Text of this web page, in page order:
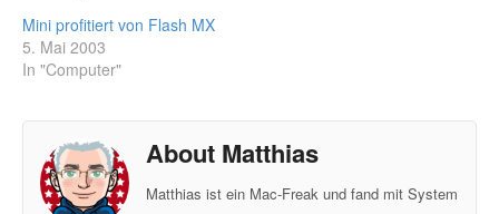
Mini profitiert von Flash MX
5. Mai 2003
In "Computer"
About Matthias
Matthias ist ein Mac-Freak und fand mit System